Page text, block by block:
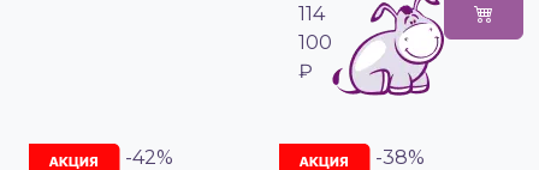
114
100
₽
-42% -38%